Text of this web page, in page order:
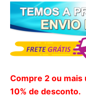
Compre 2 ou
10% de desconto.